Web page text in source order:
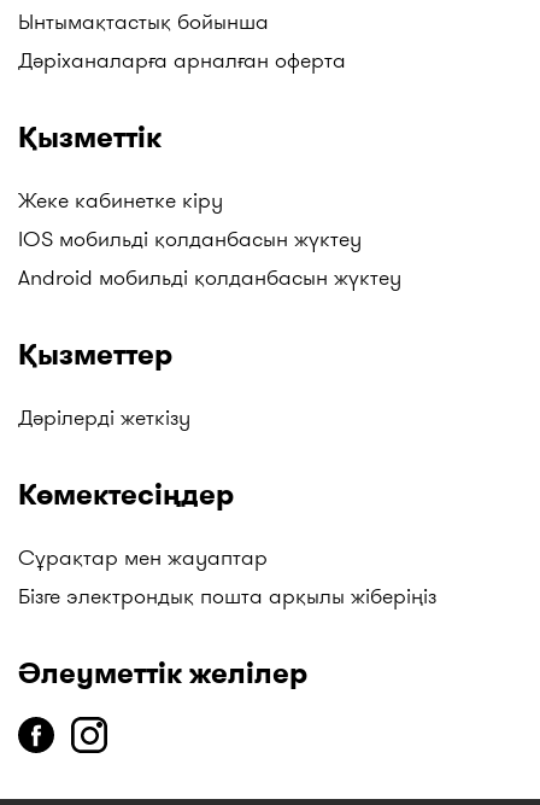
Ынтымақтастық бойынша
Дәріханаларға арналған оферта
Қызметтік
Жеке кабинетке кіру
IOS мобильді қолданбасын жүктеу
Android мобильді қолданбасын жүктеу
Қызметтер
Дәрілерді жеткізу
Көмектесіңдер
Сұрақтар мен жауаптар
Бізге электрондық пошта арқылы жіберіңіз
Әлеуметтік желілер